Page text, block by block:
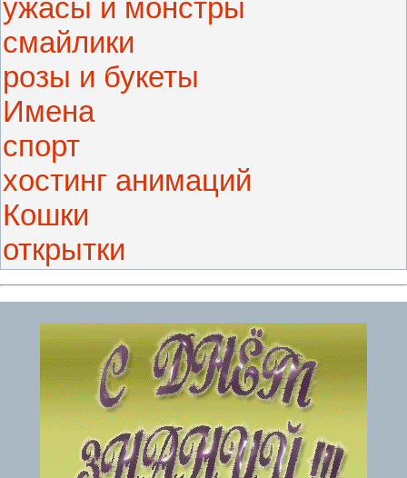
ужасы и монстры
смайлики
розы и букеты
Имена
спорт
хостинг анимаций
Кошки
открытки